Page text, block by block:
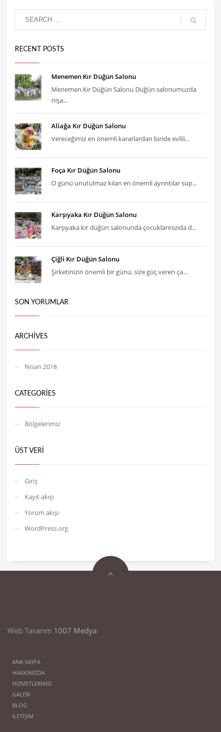
RECENT POSTS
Menemen Kır Düğün Salonu
Menemen Kır Düğün Salonu Düğün salonumuzda
nişa...
Aliağa Kır Düğün Salonu
Vereceğimiz en önemli kararlardan biride evlili...
Foça Kır Düğün Salonu
O günü unutulmaz kılan en önemli ayrıntılar süp...
Karşıyaka Kır Düğün Salonu
Karşıyaka kır düğün salonunda çocuklarınızıda d...
Çiğli Kır Düğün Salonu
Şirketinizin önemli bir günü, size güç veren ça...
SON YORUMLAR
ARCHIVES
Nisan 2018
CATEGORIES
Bölgelerimiz
ÜST VERI
Giriş
Kayıt akışı
Yorum akışı
WordPress.org
Web Tasarım 1007 Medya
ANA SAYFA
HAKKIMIZDA
HİZMETLERİMİZ
GALERİ
BLOG
İLETİŞİM